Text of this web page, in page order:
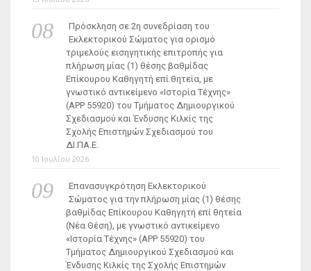
Πρόσκληση σε 2η συνεδρίαση του
Εκλεκτορικού Σώματος για ορισμό
τριμελούς εισηγητικής επιτροπής για
πλήρωση μίας (1) θέσης βαθμίδας
Επίκουρου Καθηγητή επί θητεία, με
γνωστικό αντικείμενο «Ιστορία Τέχνης»
(ΑΡΡ 55920) του Τμήματος Δημιουργικού
Σχεδιασμού και Ένδυσης Κιλκίς της
Σχολής Επιστημών Σχεδιασμού του
ΔΙ.ΠΑ.Ε.
10 Ιουλίου 2026
Επανασυγκρότηση Εκλεκτορικού
Σώματος για την πλήρωση μίας (1) θέσης
βαθμίδας Επίκουρου Καθηγητή επί θητεία
(Νέα Θέση), με γνωστικό αντικείμενο
«Ιστορία Τέχνης» (ΑΡΡ 55920) του
Τμήματος Δημιουργικού Σχεδιασμού και
Ένδυσης Κιλκίς της Σχολής Επιστημών